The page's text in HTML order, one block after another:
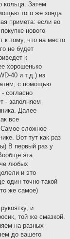
кольца. Затем
того же зонда
примета: если во
нового
к тому, что на место
не будет
к
хорошенько
40 и т.д.) из
с помощью
согласно
- заполняем
Далее
все
Самое сложное -
Вот тут как раз
В первый раз у
эта
любых
и это
один точно такой
же самое)
и
той же смазкой.
на разных
до вашего